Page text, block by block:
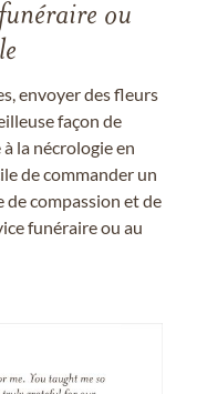
ou
envoyer des fleurs
façon de
la nécrologie en
de commander un
compassion et de
funéraire ou au